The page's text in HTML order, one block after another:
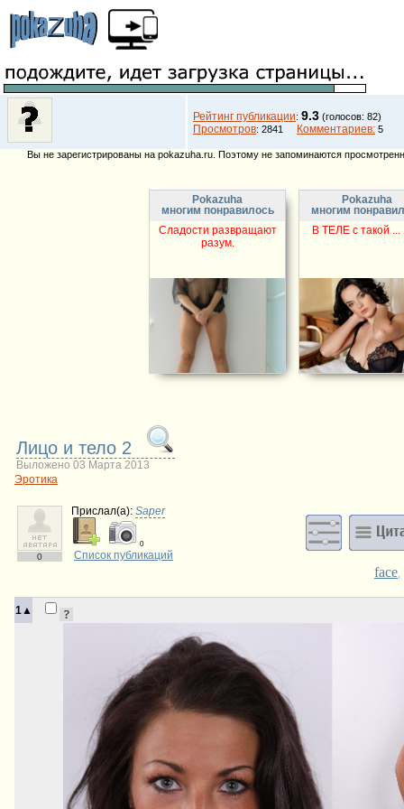
Рейтинг публикации: 9.3 (голосов: 82)
Просмотров: 2841 Комментариев: 5
Вы не зарегистрированы на pokazuha.ru. Поэтому не запоминаются
Pokazuha
многим понравилось
Сладости развращают
разум.
Pokazuha
многим
В ТЕЛЕ с такой ...
Лицо и тело 2
Выложено 03 Марта 2013
Эротика
0
Прислал(a): Saper
0
Список публикаций
face
1▲